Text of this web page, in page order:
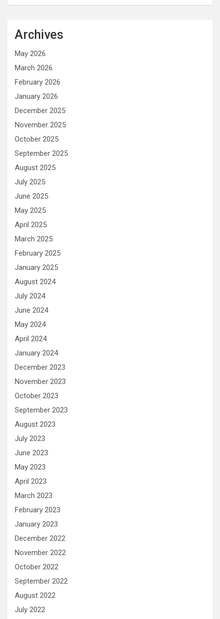
Archives
May 2026
March 2026
February 2026
January 2026
December 2025
November 2025
October 2025
September 2025
August 2025
July 2025
June 2025
May 2025
April 2025
March 2025
February 2025
January 2025
August 2024
July 2024
June 2024
May 2024
April 2024
January 2024
December 2023
November 2023
October 2023
September 2023
August 2023
July 2023
June 2023
May 2023
April 2023
March 2023
February 2023
January 2023
December 2022
November 2022
October 2022
September 2022
August 2022
July 2022